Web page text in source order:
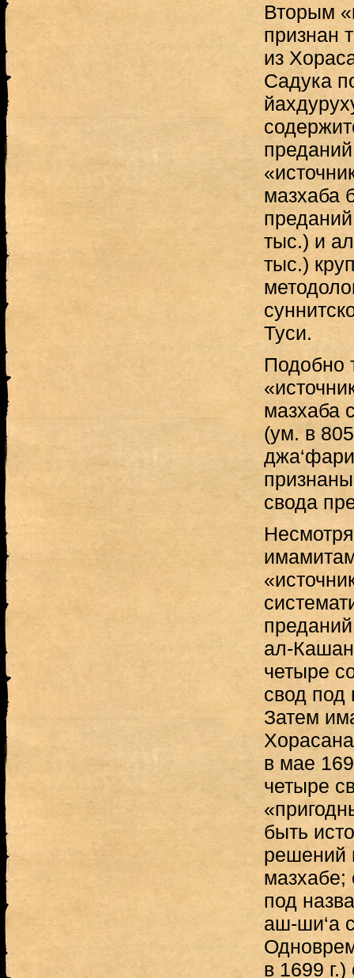
Вторым
признан
из
Садука
мазхаба
тыс.) и
тыс.)
Туси.
Подобно
мазхаба
(ум. в
свода
ал-
четыре
свод
Затем
в мае
четыре
быть
решений
мазхабе;
под
аш-ши‘а
в 1699